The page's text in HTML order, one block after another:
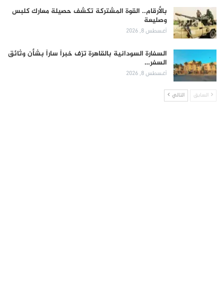
بالأرقام.. القوة المشتركة تكشف حصيلة معارك كلبس
وصليعة
أغسطس 8, 2026
السفارة السودانية بالقاهرة تزف خبراً ساراً بشأن وثائق
السفر…
أغسطس 8, 2026
السابق التالي